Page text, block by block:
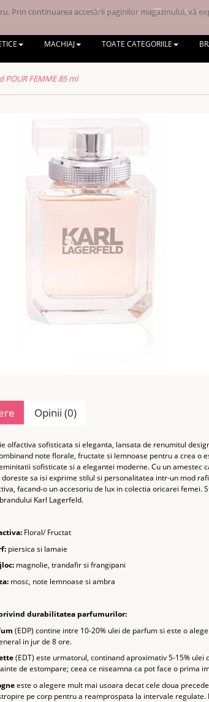
Contul meu Lista de
MACHIAJ TOATE CATEGORIILE
FEMME 85 ml
Opinii (0)
olfactiva sofisticata si eleganta, lansata de renumitul
note florale, fructate si lemnoase pentru a crea o
sofisticate si a elegantei moderne. Cu un
sa isi exprime stilul si personalitatea intr-un mod
facand-o un accesoriu de lux in colectia oricarei
Karl Lagerfeld.
Floral/ Fructat
piersica si lamaie
magnolie, trandafir si frangipani
mosc, note lemnoase si ambra
durabilitatea parfumurilor:
(EDP) contine intre 10-20% ulei de parfum si este o
in jur de 8 ore.
(EDT) este urmatorul, continand aproximativ 5-15%
de estompare; ceea ce niseamna ca pot face o prima
este o alegere mult mai usoara decat cele doua
pe corp pentru a reamprospata la intervale
Prin continuarea accesării paginilor magazinului, vă